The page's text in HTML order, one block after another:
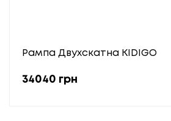
Рампа Двухскатна KIDIGO
34040 грн